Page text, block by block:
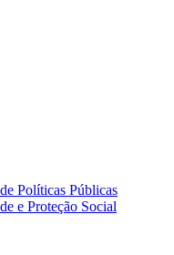
Políticas Públicas
e Proteção Social